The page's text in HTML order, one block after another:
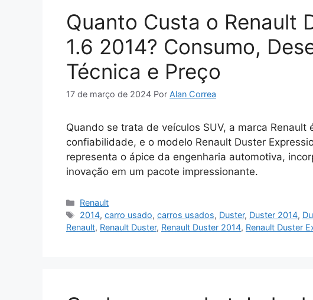
Quanto Custa o Renault
1.6 2014? Consumo,
Técnica e Preço
17 de março de 2024 Por Alan Correa
Quando se trata de veículos SUV, a marca Renault
confiabilidade, e o modelo Renault Duster
representa o ápice da engenharia automotiva,
inovação em um pacote impressionante.
Categorias
Renault
Tags
2014,carro usado,carros usados, Duster, Duster 2014,
Renault, Renault Duster, Renault Duster 2014, Renault Duster